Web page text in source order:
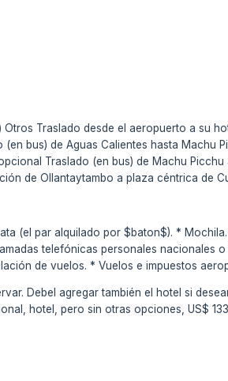
Traslado desde el aeropuerto a su
bus) de Aguas Calientes hasta Machu
Traslado (en bus) de Machu
de Ollantaytambo a plaza céntrica de
(el par alquilado por $baton$). *
telefónicas personales nacionales
de vuelos. * Vuelos e impuestos
Debel agregar también el hotel si
hotel, pero sin otras opciones, US$